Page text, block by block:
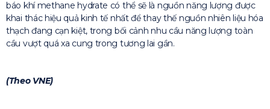
báo khí methane hydrate có thể sẽ là nguồn năng lượng được
khai thác hiệu quả kinh tế nhất để thay thế nguồn nhiên liệu hóa
thạch đang cạn kiệt, trong bối cảnh nhu cầu năng lượng toàn
cầu vượt quá xa cung trong tương lai gần.
(Theo VNE)